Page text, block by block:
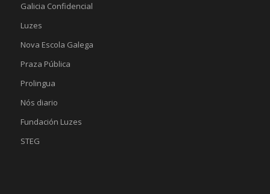
Galicia Confidencial
Luzes
Nova Escola Galega
Praza Pública
Prolingua
Nós diario
Fundación Luzes
STEG